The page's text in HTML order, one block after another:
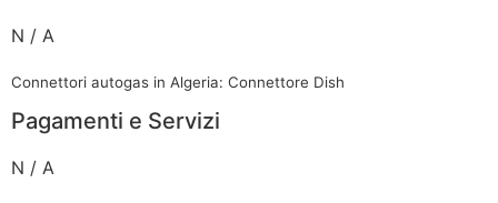
N / A
Connettori autogas in Algeria: Connettore Dish
Pagamenti e Servizi
N / A